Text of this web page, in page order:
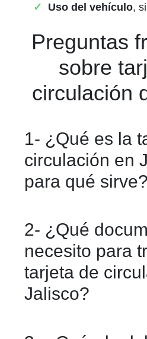
Uso del vehículo,
Preguntas
sobre
circulación
1- ¿Qué es la
circulación en
para qué sirve?
vehículo está
vehicular del estado.
para poder circular y
como refrendo o pago
2- ¿Qué
necesito para
tarjeta de
Jalisco?